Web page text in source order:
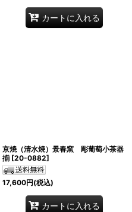
カートに入れる
京焼（清水焼）景春窯 彫葡萄小茶器
揃 [20-0882]
17,600円(税込)
カートに入れる